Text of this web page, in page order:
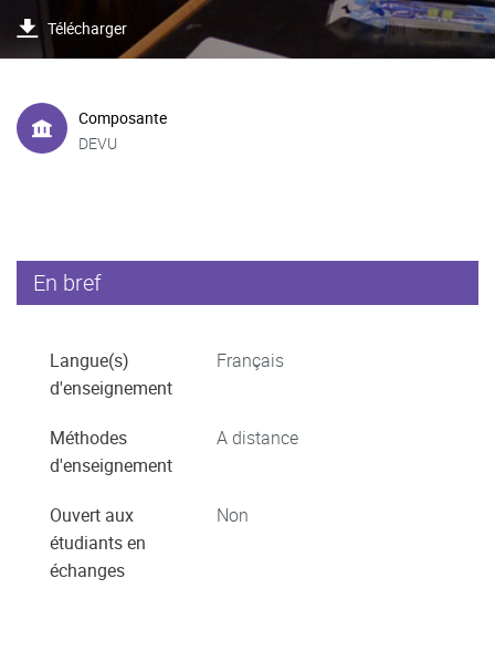
Télécharger
Composante
DEVU
En bref
Langue(s)
d'enseignement
Français
Méthodes
d'enseignement
A distance
Ouvert aux
étudiants en
échanges
Non